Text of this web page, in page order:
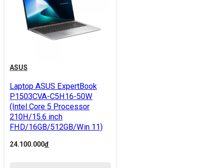
ASUS
Laptop ASUS ExpertBook
P1503CVA-C5H16-50W
(Intel Core 5 Processor
210H/15.6 inch
FHD/16GB/512GB/Win 11)
24.100.000đ